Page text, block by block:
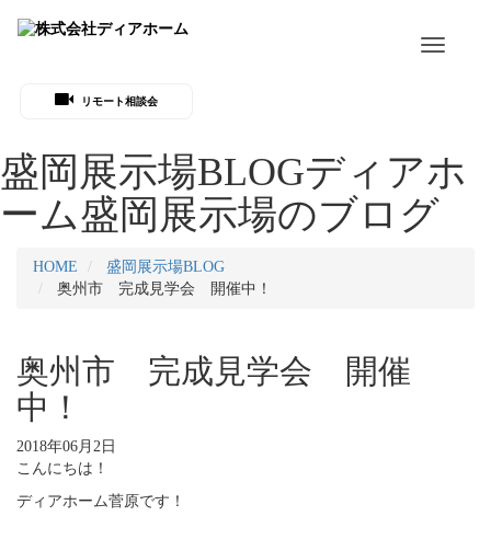
Toggle
リモート相談会
盛岡展示場BLOGディアホ
ーム盛岡展示場のブログ
HOME
盛岡展示場BLOG
奥州市 完成見学会 開催中！
奥州市 完成見学会 開催
中！
2018年06月2日
こんにちは！
ディアホーム菅原です！